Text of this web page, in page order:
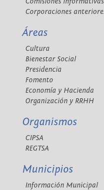
Corporaciones
Áreas
Cultura
Bienestar Social
Presidencia
Fomento
Economía y Hacienda
Organización y RRHH
Organismos
CIPSA
REGTSA
Municipios
Información Municipal